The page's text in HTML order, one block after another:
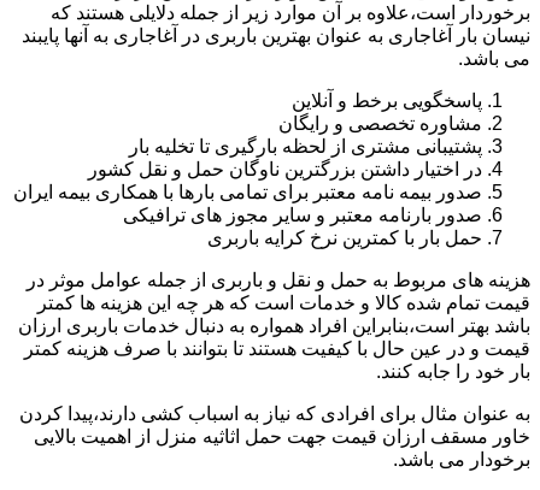
برخوردار است،علاوه بر آن موارد زیر از جمله دلایلی هستند که
نیسان بار آغاجاری به عنوان بهترین باربری در آغاجاری به آنها پایبند
می باشد.
پاسخگویی برخط و آنلاین
مشاوره تخصصی و رایگان
پشتیبانی مشتری از لحظه بارگیری تا تخلیه بار
در اختیار داشتن بزرگترین ناوگان حمل و نقل کشور
صدور بیمه نامه معتبر برای تمامی بارها با همکاری بیمه ایران
صدور بارنامه معتبر و سایر مجوز های ترافیکی
حمل بار با کمترین نرخ کرایه باربری
هزینه های مربوط به حمل و نقل و باربری از جمله عوامل موثر در
قیمت تمام شده کالا و خدمات است که هر چه این هزینه ها کمتر
باشد بهتر است،بنابراین افراد همواره به دنبال خدمات باربری ارزان
قیمت و در عین حال با کیفیت هستند تا بتوانند با صرف هزینه کمتر
بار خود را جابه کنند.
به عنوان مثال برای افرادی که نیاز به اسباب کشی دارند،پیدا کردن
خاور مسقف ارزان قیمت جهت حمل اثاثیه منزل از اهمیت بالایی
برخودار می باشد.